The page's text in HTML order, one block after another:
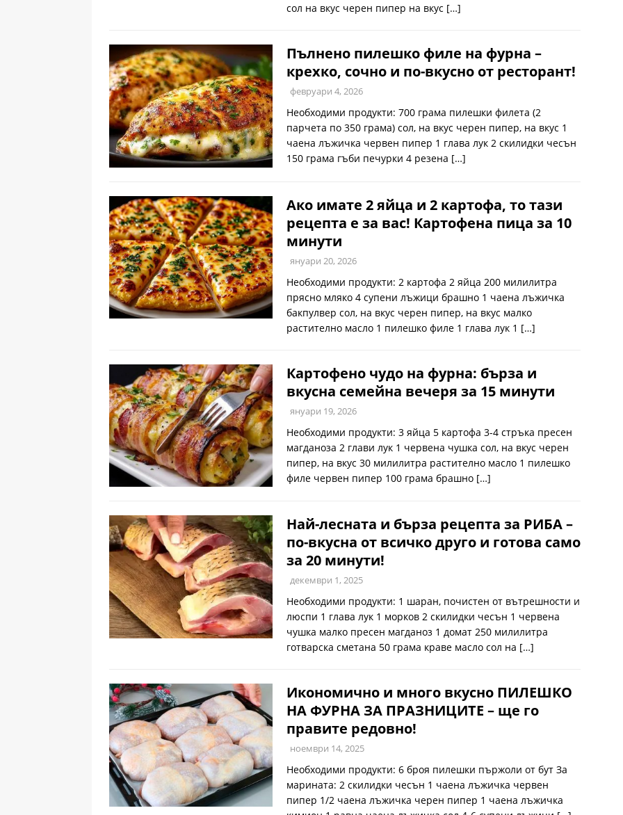
сол на вкус черен пипер на вкус […]
Пълнено пилешко филе на фурна –
крехко, сочно и по-вкусно от ресторант!
февруари 4, 2026
Необходими продукти: 700 грама пилешки филета (2
парчета по 350 грама) сол, на вкус черен пипер, на вкус 1
чаена лъжичка червен пипер 1 глава лук 2 скилидки чесън
150 грама гъби печурки 4 резена […]
Ако имате 2 яйца и 2 картофа, то тази
рецепта е за вас! Картофена пица за 10
минути
януари 20, 2026
Необходими продукти: 2 картофа 2 яйца 200 милилитра
прясно мляко 4 супени лъжици брашно 1 чаена лъжичка
бакпулвер сол, на вкус черен пипер, на вкус малко
растително масло 1 пилешко филе 1 глава лук 1 […]
Картофено чудо на фурна: бърза и
вкусна семейна вечеря за 15 минути
януари 19, 2026
Необходими продукти: 3 яйца 5 картофа 3-4 стръка пресен
магданоза 2 глави лук 1 червена чушка сол, на вкус черен
пипер, на вкус 30 милилитра растително масло 1 пилешко
филе червен пипер 100 грама брашно […]
Най-лесната и бърза рецепта за РИБА –
по-вкусна от всичко друго и готова само
за 20 минути!
декември 1, 2025
Необходими продукти: 1 шаран, почистен от вътрешности и
люспи 1 глава лук 1 морков 2 скилидки чесън 1 червена
чушка малко пресен магданоз 1 домат 250 милилитра
готварска сметана 50 грама краве масло сол на […]
Икономично и много вкусно ПИЛЕШКО
НА ФУРНА ЗА ПРАЗНИЦИТЕ – ще го
правите редовно!
ноември 14, 2025
Необходими продукти: 6 броя пилешки пържоли от бут За
марината: 2 скилидки чесън 1 чаена лъжичка червен
пипер 1/2 чаена лъжичка черен пипер 1 чаена лъжичка